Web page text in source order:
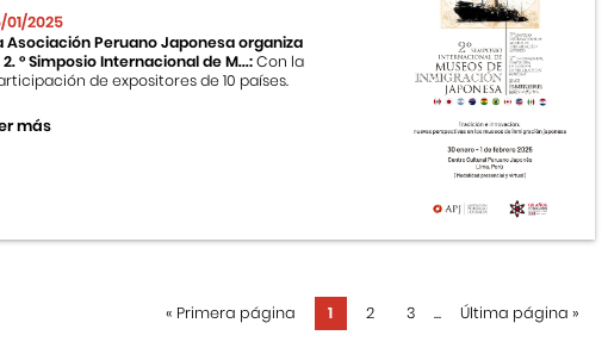
01/2025
Asociación Peruano Japonesa organiza
2. ° Simposio Internacional de M...:Con la
de expositores de 10 países.
más
« Primera página 1 2 3 ... Última página »